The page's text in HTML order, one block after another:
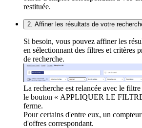
restituée.
2. Affiner les résultats de votre
Si besoin, vous pouvez affiner les
en sélectionnant des filtres et critères
de recherche.
La recherche est relancée avec le
le bouton « APPLIQUER LE
ferme.
Pour certains d'entre eux, un
d'offres correspondant.